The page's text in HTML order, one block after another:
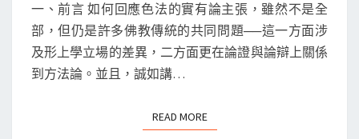
化
的
回
憶
論：
一、前言 如何回應色法的實有論主張，雖然不是全
部，但仍是許多佛教傳統的共同問題──這一方面涉
及形上學立場的差異，二方面更在論證與論辯上關係
到方法論。並且，誠如講…
READ MOREREAD MORE